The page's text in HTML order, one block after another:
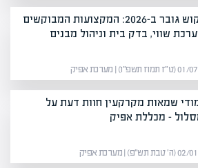
ביקוש גובר ב-2026: המקצועות המבוקשים
שווי, בדק בית וניהול מבנים
תשפ״ו) | מערכת אפיק
שמאות מקרקעין חוות דעת על
– מכללת אפיק
תש״פ) | מערכת אפיק